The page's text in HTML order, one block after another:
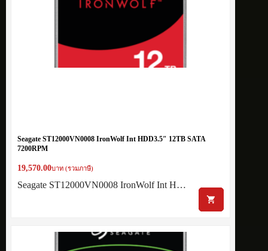
Seagate ST12000VN0008 IronWolf Int HDD3.5″ 12TB SATA
7200RPM
19,570.00บาท (รวมภาษี)
Seagate ST12000VN0008 IronWolf Int H…